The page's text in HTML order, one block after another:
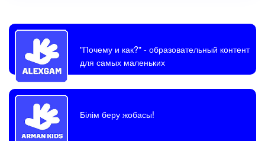
"Почему и как?"- образовательный контент
для самых маленьких
Білім беру жобасы!